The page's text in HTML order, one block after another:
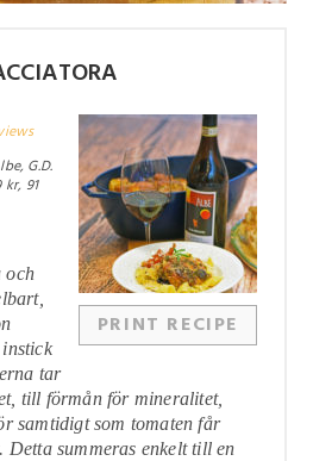
PRINT RECIPE
G.D.
91
och
tar
till förmån för mineralitet,
samtidigt som tomaten får
Detta summeras enkelt till en